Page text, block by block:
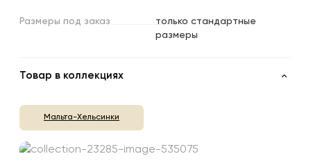
Размеры под заказ
только стандартные
размеры
Товар в коллекциях
Мальта-Хельсинки